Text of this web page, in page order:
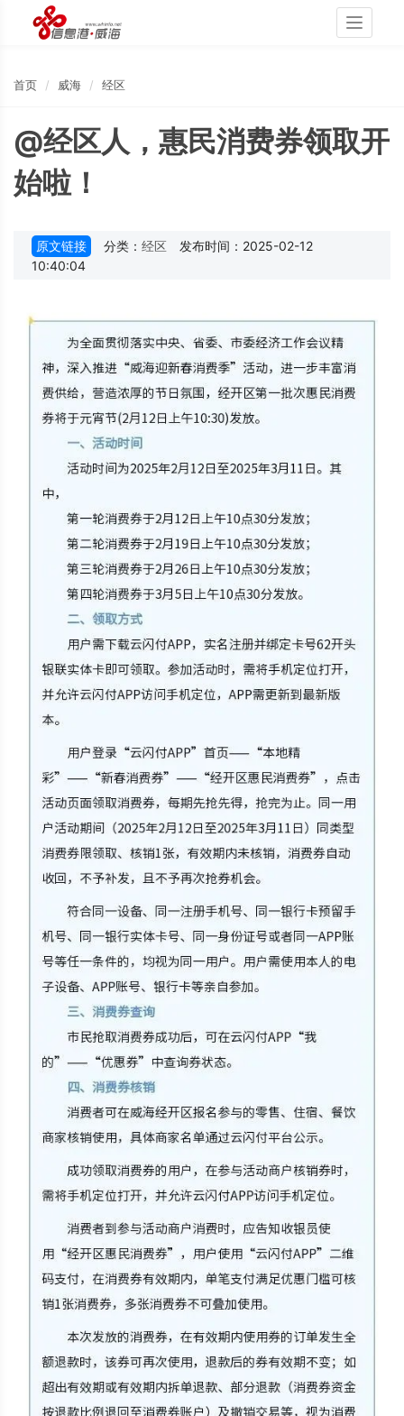
Toggle
首页 威海 经区
@经区人，惠民消费券领取开
始啦！
原文链接 分类： 经区
发布时间：2025-02-12
10:40:04